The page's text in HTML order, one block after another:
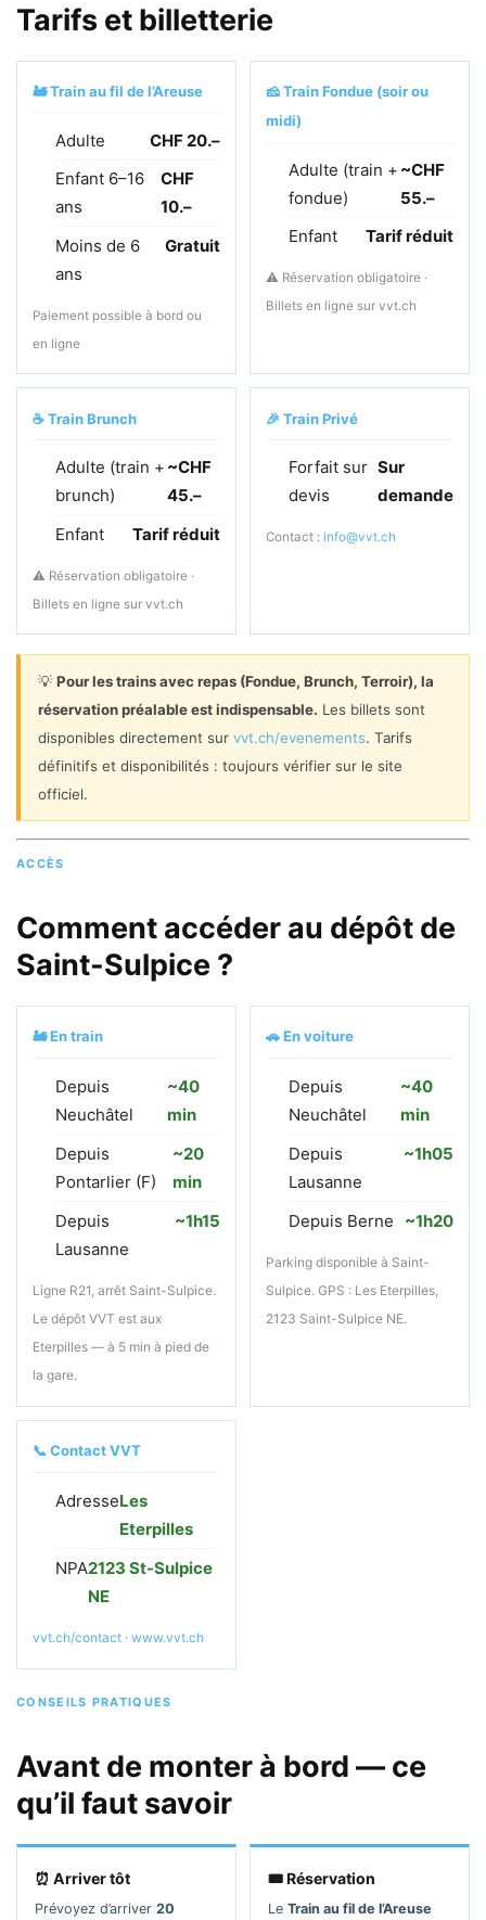
Tarifs et billetterie
🚂 Train au fil de l’Areuse
Adulte
CHF 20.–
Enfant 6–16
ans
CHF
10.–
Moins de 6
ans
Gratuit
Paiement possible à bord ou
en ligne
🧀 Train Fondue (soir ou
midi)
Adulte (train +
fondue)
~CHF
55.–
Enfant
Tarif réduit
⚠️ Réservation obligatoire ·
Billets en ligne sur vvt.ch
☕ Train Brunch
Adulte (train +
brunch)
~CHF
45.–
Enfant
Tarif réduit
⚠️ Réservation obligatoire ·
Billets en ligne sur vvt.ch
🎉 Train Privé
Forfait sur
devis
Sur
demande
Contact : info@vvt.ch
💡 Pour les trains avec repas (Fondue, Brunch, Terroir), la
réservation préalable est indispensable. Les billets sont
disponibles directement sur vvt.ch/evenements. Tarifs
définitifs et disponibilités : toujours vérifier sur le site
officiel.
ACCÈS
Comment accéder au dépôt de
Saint-Sulpice ?
🚂 En train
Depuis
Neuchâtel
~40
min
Depuis
Pontarlier (F)
~20
min
Depuis
Lausanne
~1h15
Ligne R21, arrêt Saint-Sulpice.
Le dépôt VVT est aux
Eterpilles — à 5 min à pied de
la gare.
🚗 En voiture
Depuis
Neuchâtel
~40
min
Depuis
Lausanne
~1h05
Depuis Berne ~1h20
Parking disponible à Saint-
Sulpice. GPS : Les Eterpilles,
2123 Saint-Sulpice NE.
📞 Contact VVT
AdresseLes
Eterpilles
NPA2123 St-Sulpice
NE
vvt.ch/contact ·www.vvt.ch
CONSEILS PRATIQUES
Avant de monter à bord — ce
qu’il faut savoir
⏰ Arriver tôt
Prévoyez d’arriver 20
🎟 Réservation
Le Train au fil de l’Areuse